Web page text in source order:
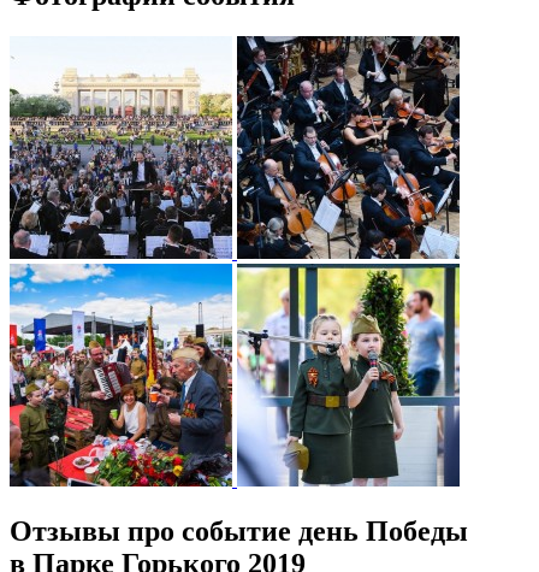
Отзывы про событие день Победы
в Парке Горького 2019